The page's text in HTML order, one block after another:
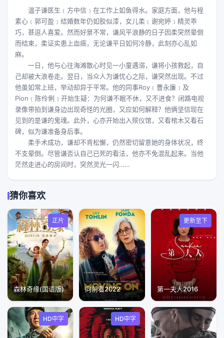
温子谦医生﹝方中信﹞在工作上如鱼得水。家庭方面，他与程
素心﹝郭可盈﹞结婚数年仍如胶似漆，女儿柔﹝谢宛婷﹞精灵乖
巧，甚逗人喜爱。然而好景不常，谦风平浪静的日子因柔突然晕倒
而结束，柔证实患上血癌，无论谦平日如何冷静，此刻亦心乱如
麻。
一日，他与心往海滩散心时见一小童遇溺，谦将小孩救起，自
己却被大浪卷走。翌日，当众人为谦忧心之际，谦突然出现。不过
他虽如常上班，举动却异于平常。他的同事Roy﹝曹永廉﹞及
Pion﹝陈伶俐﹞开始生疑：为何谦不眠不休，又不进食？闭路电视
录像带拍到谦身边出现奇怪的光圈，又应如何解释？他俩坚信现在
见到的是谦的鬼魂。此外，心亦开始出入殡仪馆，又看棺木又看石
碑，似为谦准备身后事。
柔手术成功，谦却不肯松懈，仍然密切留意她的身体状况，终
不支晕倒。尽管谦否认自己已死的看法，他亦不免混乱起来。当他
茫然走进心的房间时，突然灵光一闪……
猜你喜欢
正片
森林奇缘(国语版) 向前看2022
更新至下
第一夫人2016
HD中字 HD中字